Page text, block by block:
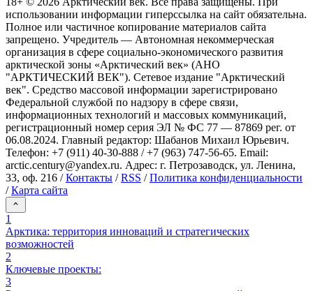
использовании информации гиперссылка на сайт обязательна.
Полное или частичное копирование материалов сайта
запрещено. Учредитель — Автономная некоммерческая
организация в сфере социально-экономического развития
арктической зоны «Арктический век» (АНО
"АРКТИЧЕСКИЙ ВЕК"). Сетевое издание "Арктический
век". Средство массовой информации зарегистрировано
Федеральной службой по надзору в сфере связи,
информационных технологий и массовых коммуникаций,
регистрационный номер серия ЭЛ № ФС 77 — 87869 рег. от
06.08.2024. Главный редактор: Шабанов Михаил Юрьевич.
Телефон: +7 (911) 40-30-888 / +7 (963) 747-56-65. Email:
arctic.century@yandex.ru. Адрес: г. Петрозаводск, ул. Ленина,
33, оф. 216 /Контакты /RSS /Политика конфиденциальности
/Карта сайта
1
Арктика: территория инноваций и стратегических
возможностей
2
Ключевые проекты:
3